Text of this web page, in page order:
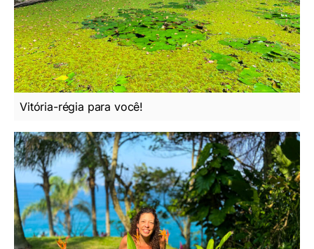
Vitória-régia para você!